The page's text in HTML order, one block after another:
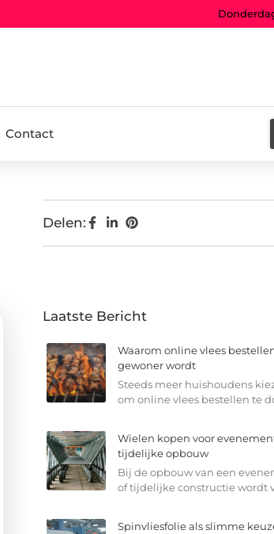
Contact
Delen:
Laatste Bericht
Waarom online vlees
gewoner wordt
Steeds meer huishoudens
om online vlees bestellen te
Wielen kopen voor
tijdelijke opbouw
Bij de opbouw van een
of tijdelijke constructie wordt
Spinvliesfolie als slimme